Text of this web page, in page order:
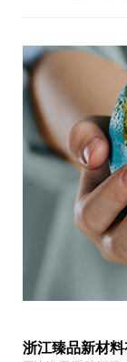
浙江臻品新材